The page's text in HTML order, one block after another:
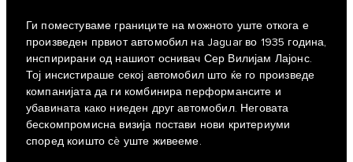
Ги поместуваме границите на можното уште откога е
произведен првиот автомобил на Jaguar во 1935 година,
инспирирани од нашиот оснивач Сер Вилијам Лајонс.
Тој инсистираше секој автомобил што ќе го произведе
компанијата да ги комбинира перформансите и
убавината како ниеден друг автомобил. Неговата
бескомпромисна визија постави нови критериуми
според коишто сè уште живееме.